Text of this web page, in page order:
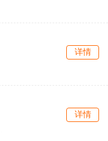
详情
详情